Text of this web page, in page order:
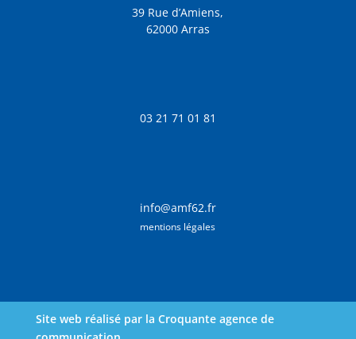
39 Rue d’Amiens,
62000 Arras
03 21 71 01 81
info@amf62.fr
mentions légales
Site web réalisé par la Croquante agence de